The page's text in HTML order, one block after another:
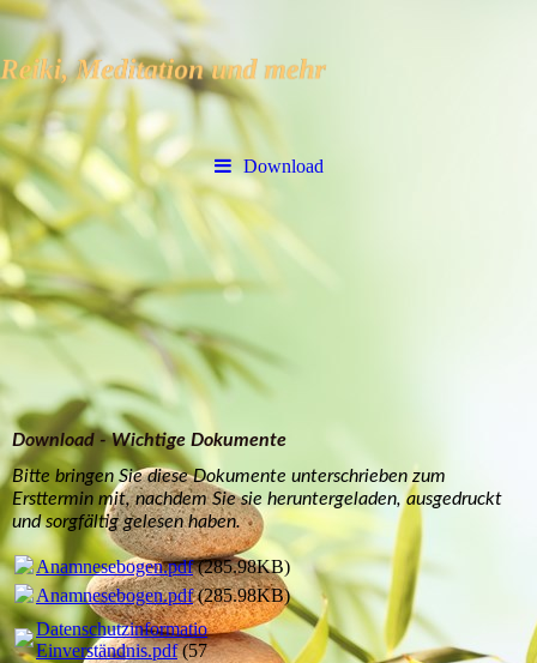
Download
Download - Wichtige Dokumente
Bitte bringen Sie diese Dokumente unterschrieben zum
Ersttermin mit, nachdem Sie sie heruntergeladen, ausgedruckt
und sorgfältig gelesen haben.
Anamnesebogen.pdf(285.98KB)
Anamnesebogen.pdf(285.98KB)
Datenschutzinformation und
Einverständnis.pdf(57.82KB)